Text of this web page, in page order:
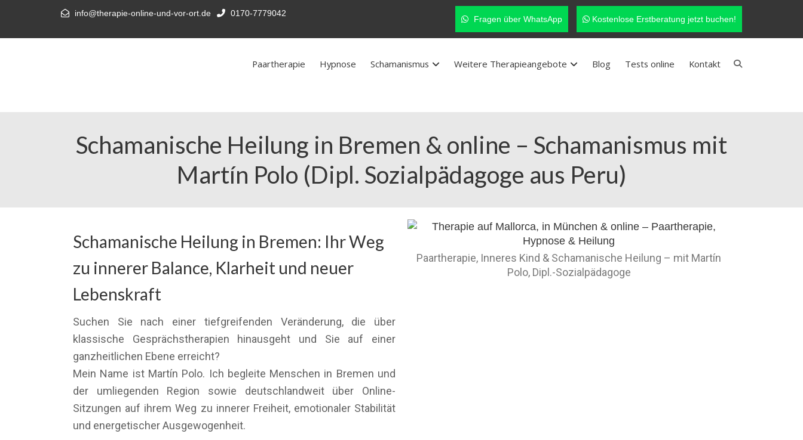
info@therapie-online-und-vor-ort.de 0170-7779042
Fragen über WhatsApp Kostenlose Erstberatung jetzt buchen!
Paartherapie Hypnose Schamanismus Weitere Therapieangebote Blog Tests online Kontakt
Schamanische Heilung in Bremen & online – Schamanismus mit
Martín Polo (Dipl. Sozialpädagoge aus Peru)
Schamanische Heilung in Bremen: Ihr Weg
zu innerer Balance, Klarheit und neuer
Lebenskraft
Suchen Sie nach einer tiefgreifenden Veränderung, die über
klassische Gesprächstherapien hinausgeht und Sie auf einer
ganzheitlichen Ebene erreicht?
Mein Name ist Martín Polo. Ich begleite Menschen in Bremen und
der umliegenden Region sowie deutschlandweit über Online-
Sitzungen auf ihrem Weg zu innerer Freiheit, emotionaler Stabilität
und energetischer Ausgewogenheit.
Paartherapie, Inneres Kind & Schamanische Heilung – mit Martín
Polo, Dipl.-Sozialpädagoge